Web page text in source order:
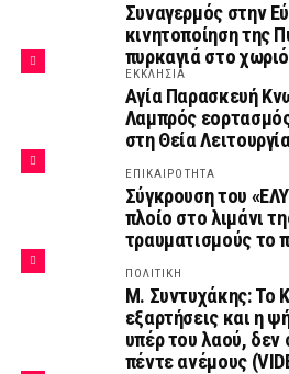
Συναγερμός στην
κινητοποίηση της
πυρκαγιά στο
ΕΚΚΛΗΣΙΑ
Αγία Παρασκευή
Λαμπρός
στη Θεία
ΕΠΙΚΑΙΡΟΤΗΤΑ
Σύγκρουση του
πλοίο στο λιμάνι
τραυματισμούς το
ΠΟΛΙΤΙΚΗ
Μ. Συντυχάκης: Το
εξαρτήσεις και η
υπέρ του λαού, δεν
πέντε ανέμους